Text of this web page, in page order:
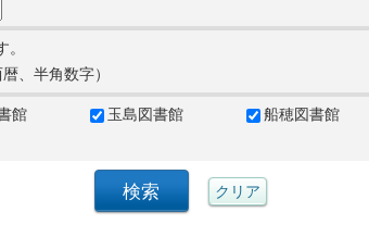
、半角数字）
館 玉島図書館 船穂図書館